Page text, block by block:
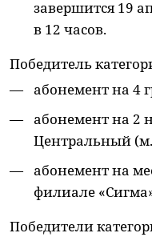
завершится 19
в 12 часов.
Победитель
абонемент на 4
абонемент на 2
Центральный
абонемент на
филиале
Победители